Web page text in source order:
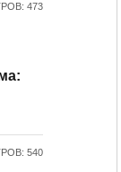
473
540